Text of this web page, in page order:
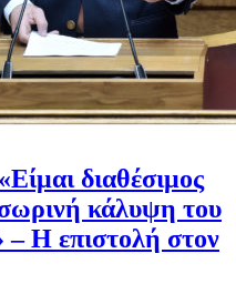
διαθέσιμος
κάλυψη του
– Η επιστολή στον